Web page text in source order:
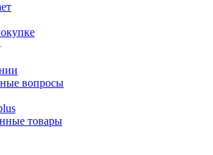
вопросы
товары